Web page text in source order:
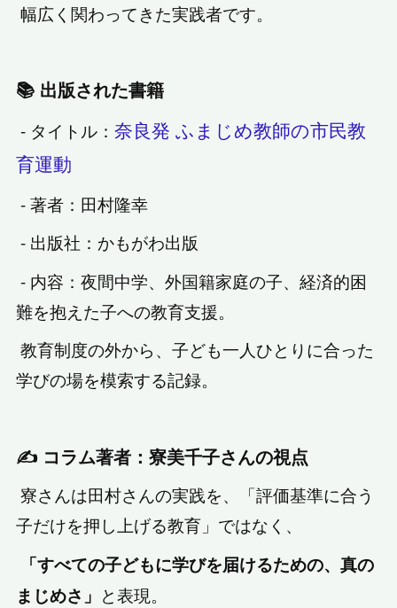
幅広く関わってきた実践者です。
📚 出版された書籍
- タイトル：奈良発 ふまじめ教師の市民教
育運動
- 著者：田村隆幸
- 出版社：かもがわ出版
- 内容：夜間中学、外国籍家庭の子、経済的困
難を抱えた子への教育支援。
教育制度の外から、子ども一人ひとりに合った
学びの場を模索する記録。
✍️ コラム著者：寮美千子さんの視点
寮さんは田村さんの実践を、「評価基準に合う
子だけを押し上げる教育」ではなく、
「すべての子どもに学びを届けるための、真の
まじめさ」 と表現。